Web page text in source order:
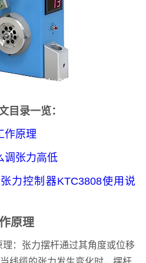
目录一览：
作原理
调张力高低
力控制器KTC3808使用说
原理
：张力摆杆通过其角度或位移